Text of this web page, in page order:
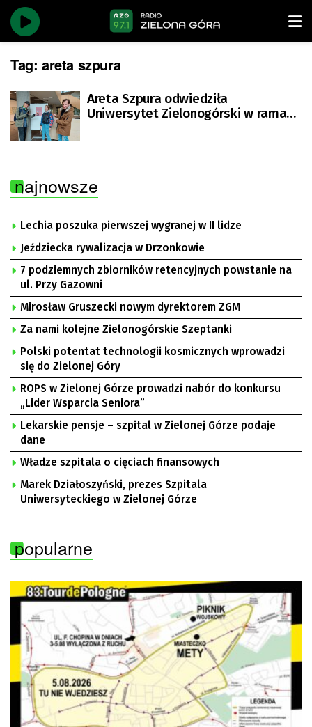
Tag: areta szpura
Areta Szpura odwiedziła
Uniwersytet Zielonogórski w ramach
najnowsze
Lechia poszuka pierwszej wygranej w II lidze
Jeździecka rywalizacja w Drzonkowie
7 podziemnych zbiorników retencyjnych powstanie na
ul. Przy Gazowni
Mirosław Gruszecki nowym dyrektorem ZGM
Za nami kolejne Zielonogórskie Szeptanki
Polski potentat technologii kosmicznych wprowadzi
się do Zielonej Góry
ROPS w Zielonej Górze prowadzi nabór do konkursu
„Lider Wsparcia Seniora”
Lekarskie pensje – szpital w Zielonej Górze podaje
dane
Władze szpitala o cięciach finansowych
Marek Działoszyński, prezes Szpitala
Uniwersyteckiego w Zielonej Górze
popularne